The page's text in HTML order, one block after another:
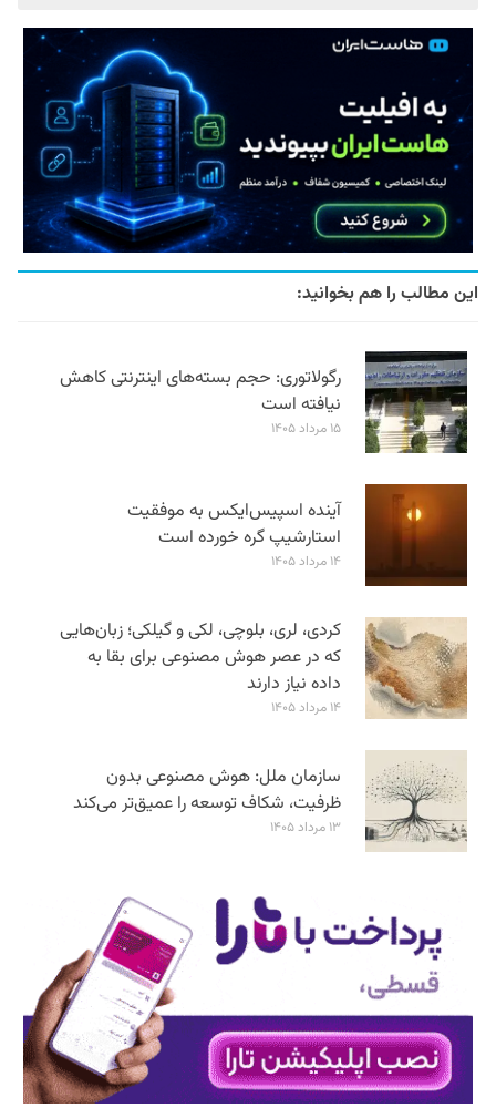
این مطالب را هم بخوانید:
رگولاتوری: حجم بسته‌های اینترنتی کاهش
نیافته است
۱۵ مرداد ۱۴۰۵
آینده اسپیس‌ایکس به موفقیت
استارشیپ گره خورده است
۱۴ مرداد ۱۴۰۵
کردی، لری، بلوچی، لکی و گیلکی؛ زبان‌هایی
که در عصر هوش مصنوعی برای بقا به
داده نیاز دارند
۱۴ مرداد ۱۴۰۵
سازمان ملل: هوش مصنوعی بدون
ظرفیت، شکاف توسعه را عمیق‌تر می‌کند
۱۳ مرداد ۱۴۰۵